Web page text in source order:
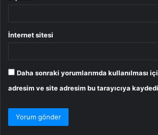
İnternet sitesi
Daha sonraki yorumlarımda kullanılması
adresim ve site adresim bu tarayıcıya